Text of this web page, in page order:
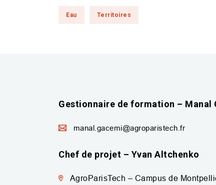
Eau Territoires
Gestionnaire de formation – Manal
manal.gacemi@agroparistech.fr
Chef de projet – Yvan Altchenko
AgroParisTech – Campus de